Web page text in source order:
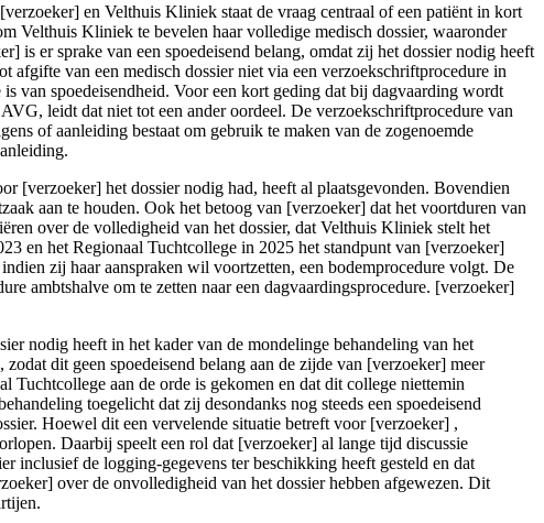
en Velthuis Kliniek staat de vraag centraal of een patiënt in kort
Velthuis Kliniek te bevelen haar volledige medisch dossier, waaronder
is er sprake van een spoedeisend belang, omdat zij het dossier nodig heeft
van een medisch dossier niet via een verzoekschriftprocedure in
van spoedeisendheid. Voor een kort geding dat bij dagvaarding wordt
leidt dat niet tot een ander oordeel. De verzoekschriftprocedure van
of aanleiding bestaat om gebruik te maken van de zogenoemde
[verzoeker] het dossier nodig had, heeft al plaatsgevonden. Bovendien
aan te houden. Ook het betoog van [verzoeker] dat het voortduren van
over de volledigheid van het dossier, dat Velthuis Kliniek stelt het
en het Regionaal Tuchtcollege in 2025 het standpunt van [verzoeker]
zij haar aanspraken wil voortzetten, een bodemprocedure volgt. De
ambtshalve om te zetten naar een dagvaardingsprocedure. [verzoeker]
nodig heeft in het kader van de mondelinge behandeling van het
dit geen spoedeisend belang aan de zijde van [verzoeker] meer
aan de orde is gekomen en dat dit college niettemin
toegelicht dat zij desondanks nog steeds een spoedeisend
Hoewel dit een vervelende situatie betreft voor [verzoeker] ,
Daarbij speelt een rol dat [verzoeker] al lange tijd discussie
inclusief de logging-gegevens ter beschikking heeft gesteld en dat
over de onvolledigheid van het dossier hebben afgewezen. Dit